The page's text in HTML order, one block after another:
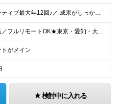
＼インセンティブ最大年12回♪／ 成果がしっかり収入に反映される給与制度です！ ■月給30万円＋インセンティブ（最大年12回） ★スキル、適性に応じて優遇 【試用期間について】 ・期間：6ヶ月 ・
【全国募集／フルリモートOK★東京・愛知・大阪・福岡で積極採用中】 在宅勤務、または関東（東京）または中部（名古屋）、関西（大阪）九州（福岡）のプロジェクト先 ★フルリモート可（通勤不要） ★あなた
がメイン
検討中に入れる